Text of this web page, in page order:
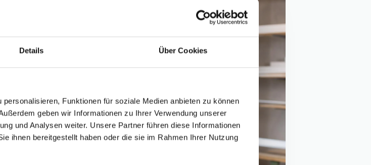
Details Über Cookies
Funktionen für soziale Medien anbieten zu können
geben wir Informationen zu Ihrer Verwendung unserer
und Analysen weiter. Unsere Partner führen diese Informationen
ihnen bereitgestellt haben oder die sie im Rahmen Ihrer Nutzung